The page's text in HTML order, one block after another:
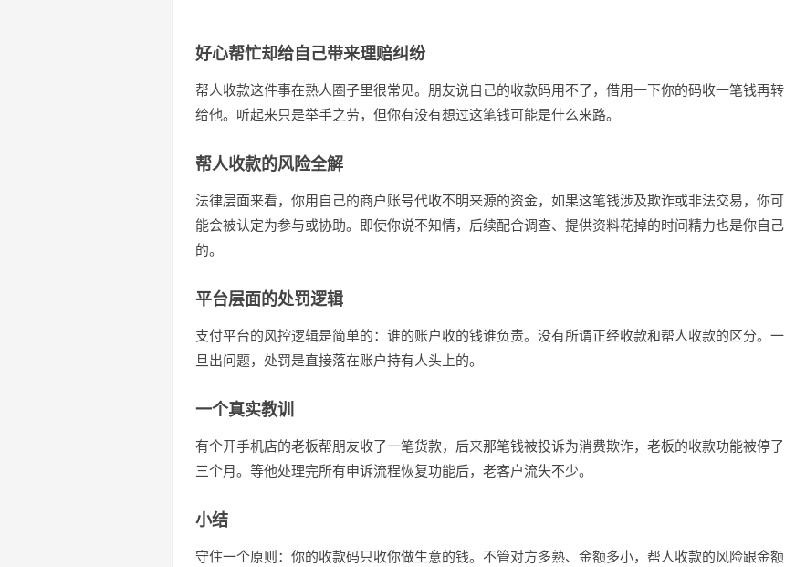
好心帮忙却给自己带来理赔纠纷
帮人收款这件事在熟人圈子里很常见。朋友说自己的收款码用不了，借用一下你的码收一笔钱再转
给他。听起来只是举手之劳，但你有没有想过这笔钱可能是什么来路。
帮人收款的风险全解
法律层面来看，你用自己的商户账号代收不明来源的资金，如果这笔钱涉及欺诈或非法交易，你可
能会被认定为参与或协助。即使你说不知情，后续配合调查、提供资料花掉的时间精力也是你自己
的。
平台层面的处罚逻辑
支付平台的风控逻辑是简单的：谁的账户收的钱谁负责。没有所谓正经收款和帮人收款的区分。一
旦出问题，处罚是直接落在账户持有人头上的。
一个真实教训
有个开手机店的老板帮朋友收了一笔货款，后来那笔钱被投诉为消费欺诈，老板的收款功能被停了
三个月。等他处理完所有申诉流程恢复功能后，老客户流失不少。
小结
守住一个原则：你的收款码只收你做生意的钱。不管对方多熟、金额多小，帮人收款的风险跟金额